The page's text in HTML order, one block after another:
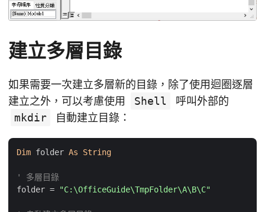
建立多層目錄
如果需要一次建立多層新的目錄，除了使用迴圈逐層
建立之外，可以考慮使用
Shell
呼叫外部的
mkdir
自動建立目錄：
Dim folder As String
' 多層目錄
folder =
"C:\OfficeGuide\TmpFolder\A\B\C"